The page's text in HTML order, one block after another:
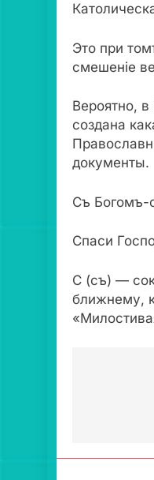
Это при
смешенiе
Вероятно,
создана
документы.
Съ Богомъ-
Спаси
С (съ) —
ближнему,